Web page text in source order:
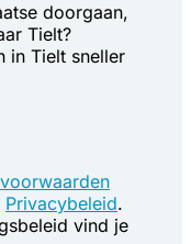
doorgaan,
Tielt?
in Tielt sneller
Privacybeleid.
vind je